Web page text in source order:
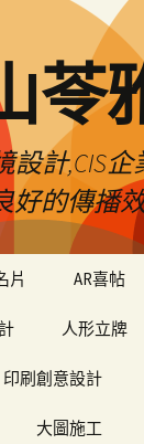
苓
設計,CIS
好的傳播
片 AR喜帖
人形立牌
印刷創意設計
大圖施工